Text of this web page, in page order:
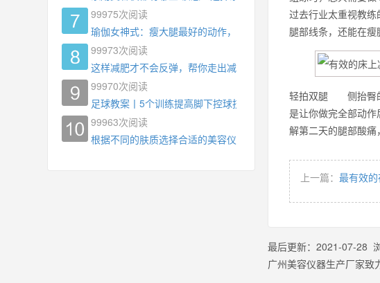
过去行业太重视教
腿部线条，还能在
轻拍双腿 侧抬臀的
是让你做完全部动
解第二天的腿部酸
上一篇： 最有效
最后更新： 2021-07-28
广州美容仪器生产厂家致
99975次阅读
瑜伽女神式：瘦大腿最好的动作，没有之一，为什么你练了没效果
99973次阅读
这样减肥才不会反弹，帮你走出减肥瓶颈
99970次阅读
足球教案丨5个训练提高脚下控球技术
99963次阅读
根据不同的肤质选择合适的美容仪器